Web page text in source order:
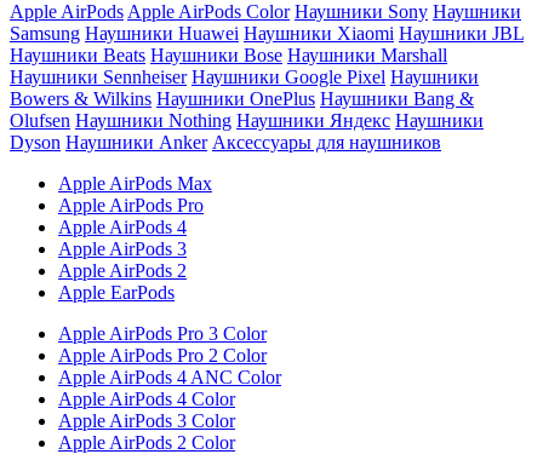
Apple AirPods Apple AirPods Color Наушники Sony Наушники
Samsung Наушники Huawei Наушники Xiaomi Наушники JBL
Наушники Beats Наушники Bose Наушники Marshall
Наушники Sennheiser Наушники Google Pixel Наушники
Bowers & Wilkins Наушники OnePlus Наушники Bang &
Olufsen Наушники Nothing Наушники Яндекс Наушники
Dyson Наушники Anker Аксессуары для наушников
Apple AirPods Max
Apple AirPods Pro
Apple AirPods 4
Apple AirPods 3
Apple AirPods 2
Apple EarPods
Apple AirPods Pro 3 Color
Apple AirPods Pro 2 Color
Apple AirPods 4 ANC Color
Apple AirPods 4 Color
Apple AirPods 3 Color
Apple AirPods 2 Color